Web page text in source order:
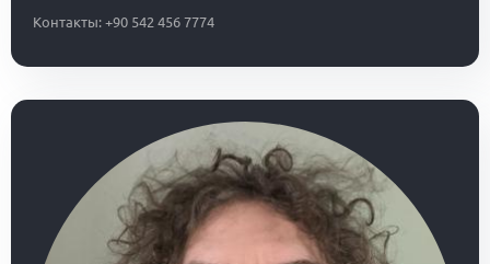
Контакты: +90 542 456 7774